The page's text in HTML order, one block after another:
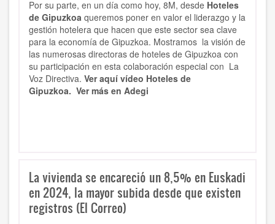
Por su parte, en un día como hoy, 8M, desde Hoteles
de Gipuzkoa queremos poner en valor el liderazgo y la
gestión hotelera que hacen que este sector sea clave
para la economía de Gipuzkoa. Mostramos la visión de
las numerosas directoras de hoteles de Gipuzkoa con
su participación en esta colaboración especial con La
Voz Directiva. Ver aquí vídeo Hoteles de
Gipuzkoa. Ver más en Adegi
La vivienda se encareció un 8,5% en Euskadi
en 2024, la mayor subida desde que existen
registros (El Correo)